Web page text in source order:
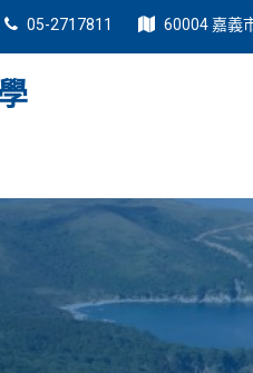
05-2717811 60004 嘉義